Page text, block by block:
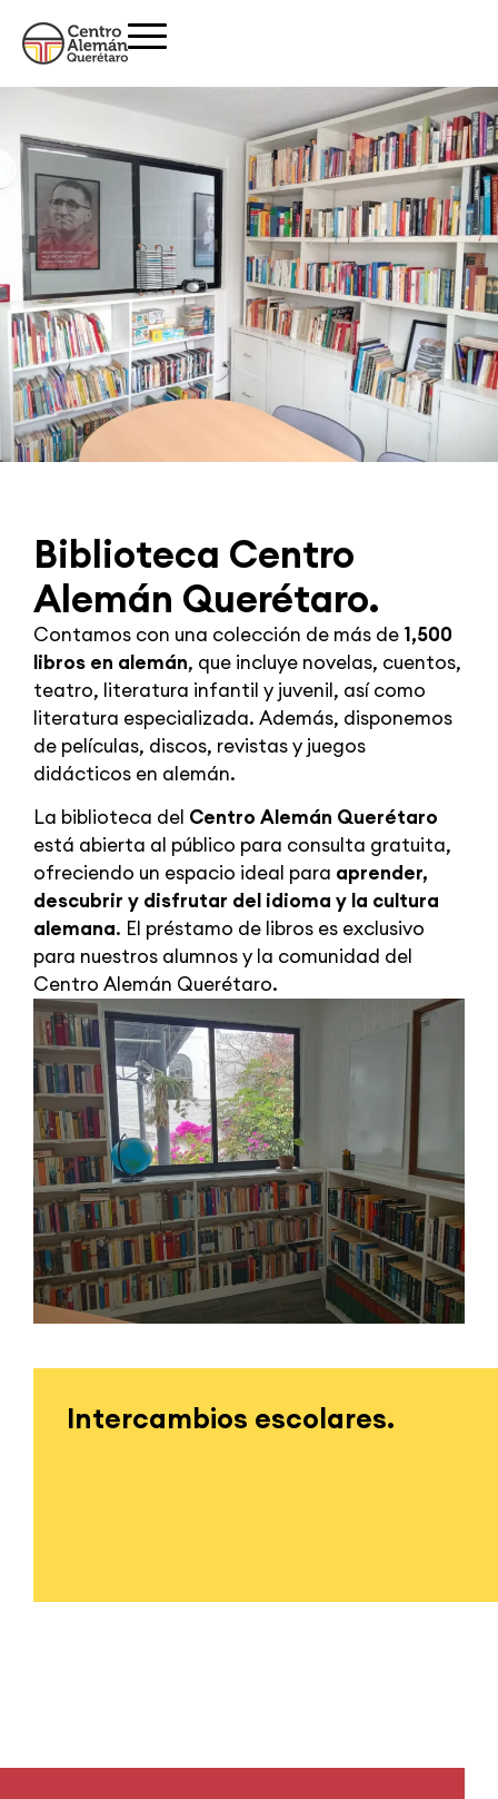
Biblioteca Centro
Alemán Querétaro.
Contamos con una colección de más de1,500
libros en alemán, que incluye novelas, cuentos,
teatro, literatura infantil y juvenil, así como
literatura especializada. Además, disponemos
de películas, discos, revistas y juegos
didácticos en alemán.
La biblioteca del Centro Alemán Querétaro
está abierta al público para consulta gratuita,
ofreciendo un espacio ideal para aprender,
descubrir y disfrutar del idioma y la cultura
alemana. El préstamo de libros es exclusivo
para nuestros alumnos y la comunidad del
Centro Alemán Querétaro.
Intercambios escolares.